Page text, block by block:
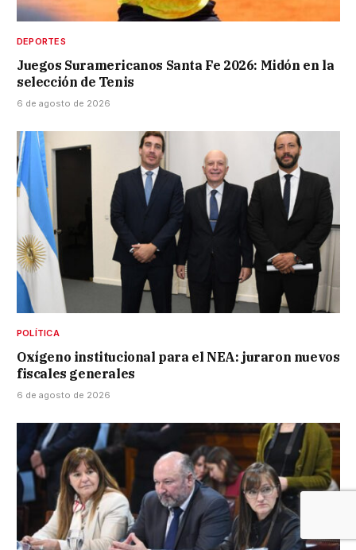
DEPORTES
Juegos Suramericanos Santa Fe 2026: Midón en la
selección de Tenis
6 de agosto de 2026
POLÍTICA
Oxígeno institucional para el NEA: juraron nuevos
fiscales generales
6 de agosto de 2026